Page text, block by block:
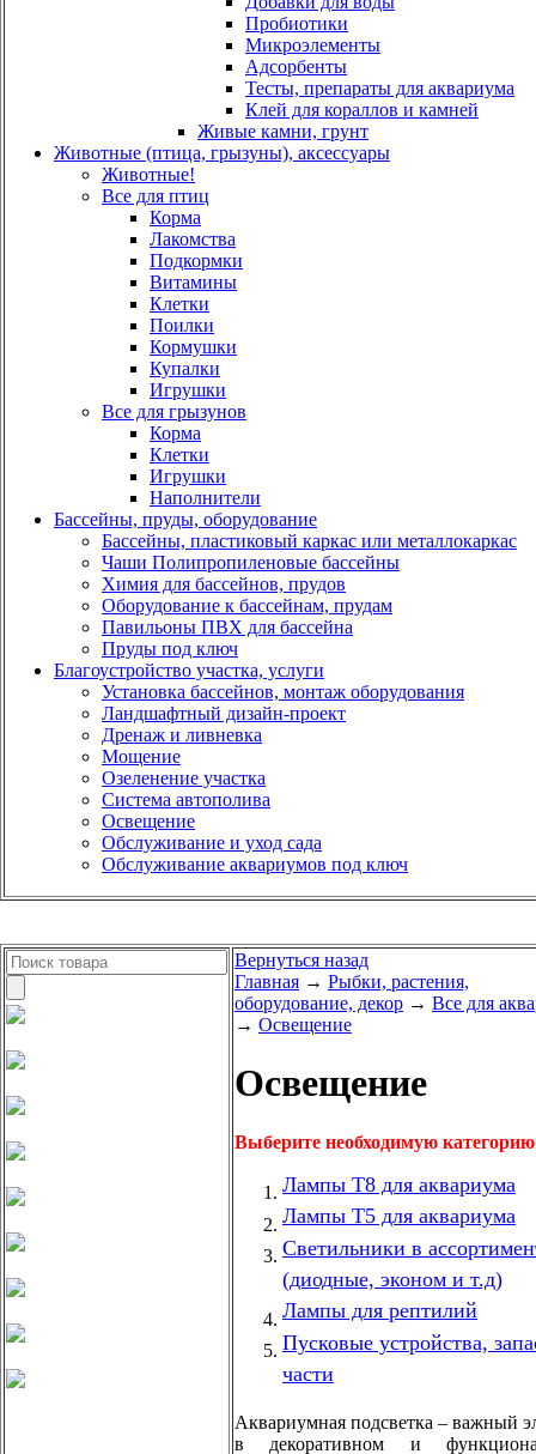
Пробиотики
Микроэлементы
Адсорбенты
Тесты, препараты для аквариума
Клей для кораллов и камней
Живые камни, грунт
Животные (птица, грызуны), аксессуары
Животные!
Все для птиц
Корма
Лакомства
Подкормки
Витамины
Клетки
Поилки
Кормушки
Купалки
Игрушки
Все для грызунов
Корма
Клетки
Игрушки
Наполнители
Бассейны, пруды, оборудование
Бассейны, пластиковый каркас или металлокаркас
Чаши Полипропиленовые бассейны
Химия для бассейнов, прудов
Оборудование к бассейнам, прудам
Павильоны ПВХ для бассейна
Пруды под ключ
Благоустройство участка, услуги
Установка бассейнов, монтаж оборудования
Ландшафтный дизайн-проект
Дренаж и ливневка
Мощение
Озеленение участка
Система автополива
Освещение
Обслуживание и уход сада
Обслуживание аквариумов под ключ
Вернуться назад
Главная → Рыбки, растения,
оборудование, декор → Все для
→ Освещение
Освещение
Выберите необходимую
Лампы Т8 для аквариума
Лампы Т5 для аквариума
Светильники в
(диодные, эконом и т.д)
Лампы для рептилий
Пусковые устройства,
части
Аквариумная подсветка – важный
в декоративном и